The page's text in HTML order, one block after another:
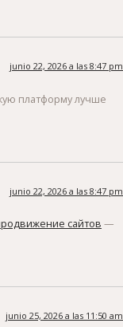
junio 22, 2026 a las 8:47 pm
платформу лучше
junio 22, 2026 a las 8:47 pm
сайтов —
junio 25, 2026 a las 11:50 am